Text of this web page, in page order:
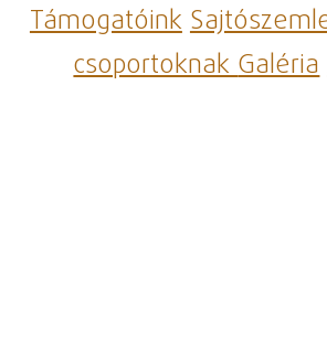
Támogatóink
csoportoknakGaléria